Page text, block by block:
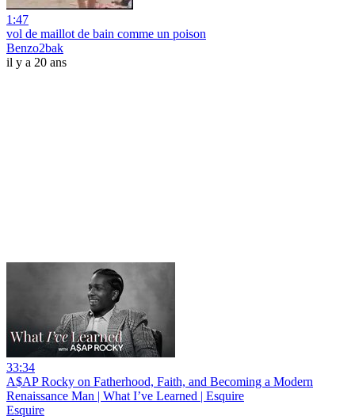
1:47
vol de maillot de bain comme un poison
Benzo2bak
il y a 20 ans
33:34
A$AP Rocky on Fatherhood, Faith, and Becoming a Modern
Renaissance Man | What I’ve Learned | Esquire
Esquire